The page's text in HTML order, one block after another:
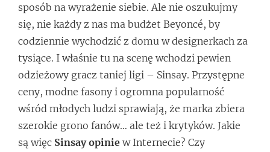
sposób na wyrażenie siebie. Ale nie oszukujmy
się, nie każdy z nas ma budżet Beyoncé, by
codziennie wychodzić z domu w designerkach za
tysiące. I właśnie tu na scenę wchodzi pewien
odzieżowy gracz taniej ligi – Sinsay. Przystępne
ceny, modne fasony i ogromna popularność
wśród młodych ludzi sprawiają, że marka zbiera
szerokie grono fanów… ale też i krytyków. Jakie
są więc Sinsay opinie w Internecie? Czy